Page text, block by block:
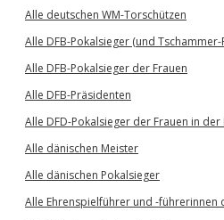
Alle deutschen WM-Torschützen
Alle DFB-Pokalsieger (und
Alle DFB-Pokalsieger der Frauen
Alle DFB-Präsidenten
Alle DFD-Pokalsieger der Frauen in der
Alle dänischen Meister
Alle dänischen Pokalsieger
Alle Ehrenspielführer und -führerinnen